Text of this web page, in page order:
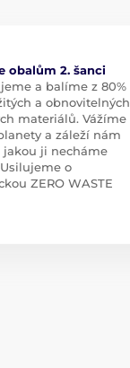
obalům 2. šanci
a balíme z 80%
a obnovitelných
materiálů. Vážíme
a záleží nám
jakou ji necháme
o
ZERO WASTE